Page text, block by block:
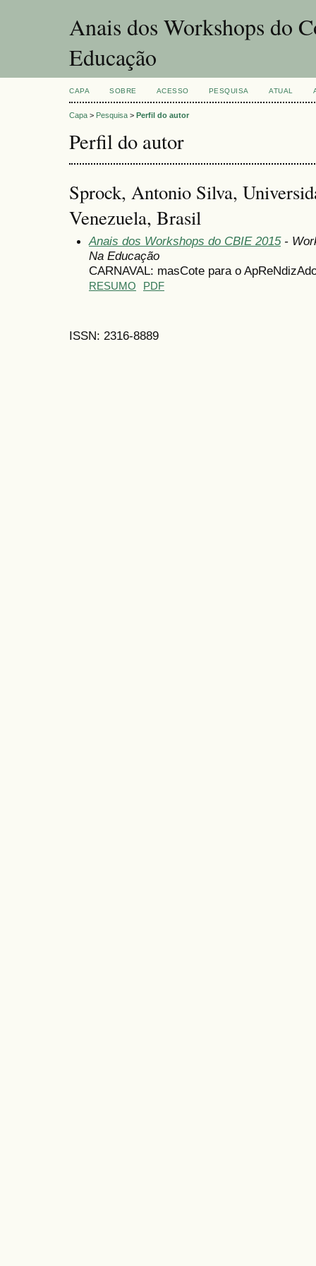
Anais dos Workshops do
Educação
CAPA SOBRE ACESSO PESQUISA ATUAL
Capa > Pesquisa > Perfil do autor
Perfil do autor
Sprock, Antonio Silva,
Venezuela, Brasil
Anais dos Workshops do CBIE 2015-
Na Educação
CARNAVAL: masCote para o
RESUMO PDF
ISSN: 2316-8889